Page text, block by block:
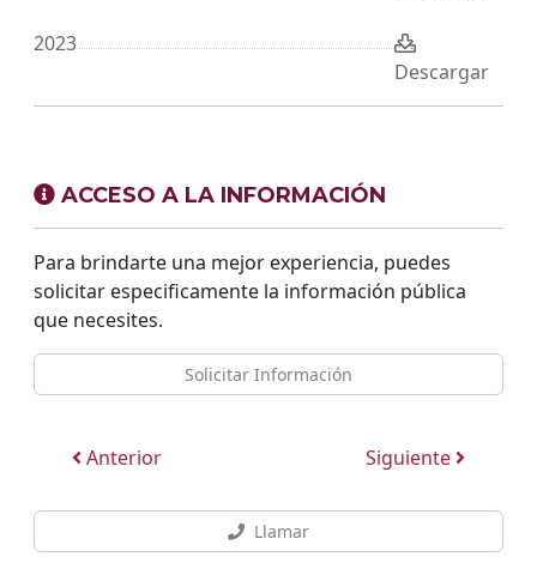
2023
Descargar
ACCESO A LA INFORMACIÓN
Para brindarte una mejor experiencia, puedes
solicitar especificamente la información pública
que necesites.
Solicitar Información
Anterior Siguiente
Llamar